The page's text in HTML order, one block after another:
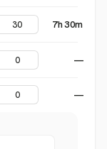
7h 30m
—
—